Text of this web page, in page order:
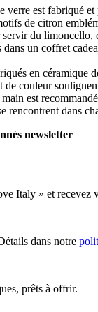
verre est fabriqué
de citron
du limoncello,
un coffret
en céramique
couleur
est
rencontrent dans
newsletter
Italy » et
dans notre
prêts à offrir.